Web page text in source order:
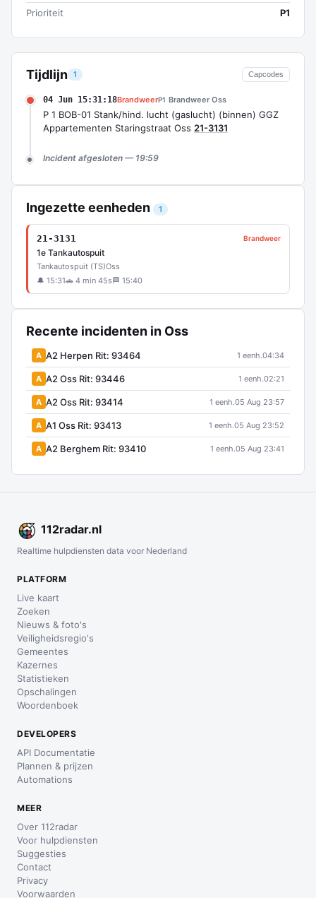
Tijdlijn 1 Capcodes
04 Jun 15:31:18BrandweerP1 Brandweer Oss
P 1 BOB-01 Stank/hind. lucht (gaslucht) (binnen) GGZ
Appartementen Staringstraat Oss 21-3131
Incident afgesloten — 19:59
Ingezette eenheden 1
21-3131 Brandweer
1e Tankautospuit
Tankautospuit (TS)Oss
🔔 15:31🚗 4 min 45s 🏁 15:40
Recente incidenten in Oss
A A2 Herpen Rit: 93464 1 eenh.04:34
A A2 Oss Rit: 93446 1 eenh.02:21
A A2 Oss Rit: 93414 1 eenh.05 Aug 23:57
A A1 Oss Rit: 93413 1 eenh.05 Aug 23:52
A A2 Berghem Rit: 93410 1 eenh.05 Aug 23:41
Prioriteit
P1
112radar.nl
Realtime hulpdiensten data voor Nederland
PLATFORM
Live kaart
Zoeken
Nieuws & foto's
Veiligheidsregio's
Gemeentes
Kazernes
Statistieken
Opschalingen
Woordenboek
DEVELOPERS
API Documentatie
Plannen & prijzen
Automations
MEER
Over 112radar
Voor hulpdiensten
Suggesties
Contact
Privacy
Voorwaarden